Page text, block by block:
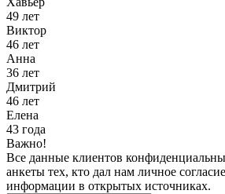
49 лет
Виктор
46 лет
Анна
36 лет
Дмитрий
46 лет
Елена
43 года
Важно!
Все данные клиентов
анкеты тех, кто дал нам личное
информации в открытых источниках.